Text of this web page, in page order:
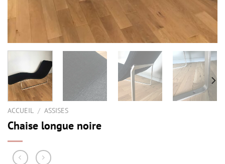
ACCUEIL / ASSISES
Chaise longue noire